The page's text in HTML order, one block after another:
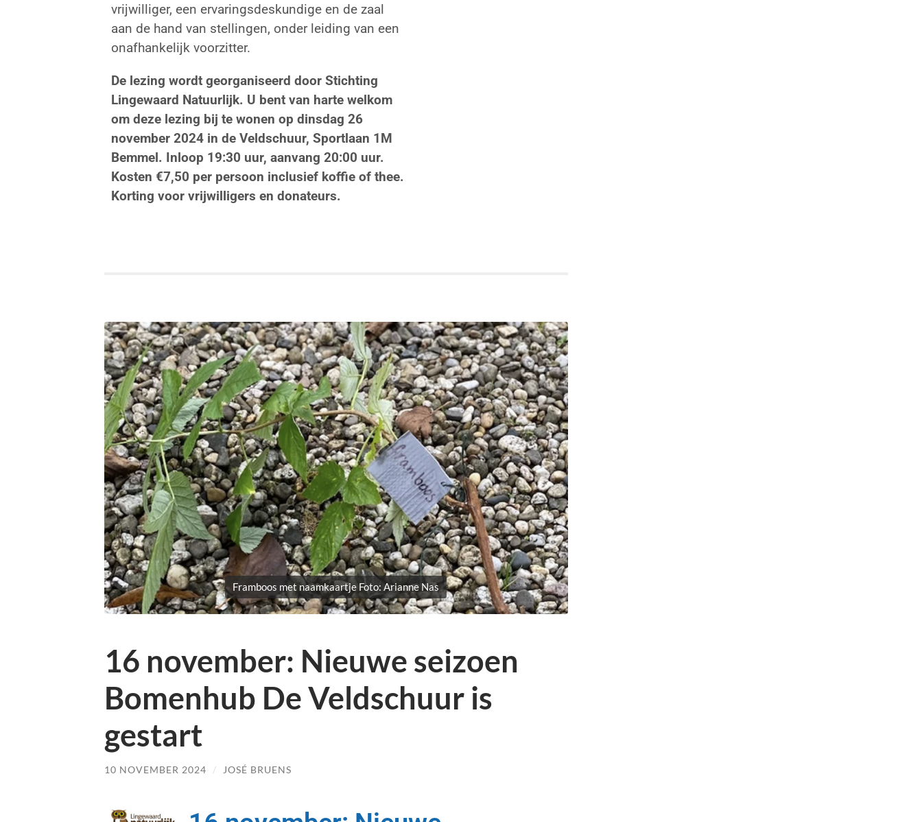
vrijwilliger, een ervaringsdeskundige en de zaal
aan de hand van stellingen, onder leiding van een
onafhankelijk voorzitter.
De lezing wordt georganiseerd door Stichting
Lingewaard Natuurlijk. U bent van harte welkom
om deze lezing bij te wonen op dinsdag 26
november 2024 in de Veldschuur, Sportlaan 1M
Bemmel. Inloop 19:30 uur, aanvang 20:00 uur.
Kosten €7,50 per persoon inclusief koffie of thee.
Korting voor vrijwilligers en donateurs.
Framboos met naamkaartje Foto: Arianne Nas
16 november: Nieuwe seizoen
Bomenhub De Veldschuur is
gestart
10 NOVEMBER 2024 / JOSÉ BRUENS